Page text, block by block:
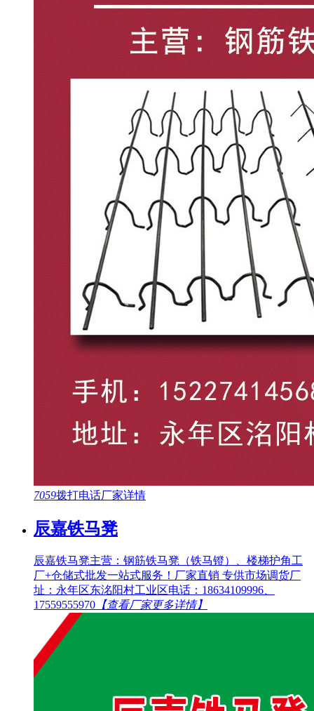
7059拨打电话厂家详情
辰嘉铁马凳
辰嘉铁马凳主营：钢筋铁马凳（铁马镫）、楼梯护角工
厂+仓储式批发一站式服务！厂家直销 专供市场调货厂
址：永年区东洺阳村工业区电话：18634109996、
17559555970 【查看厂家更多详情】